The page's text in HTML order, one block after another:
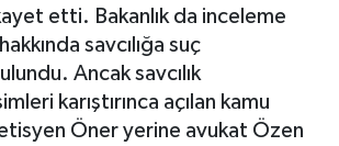
etti. Bakanlık da inceleme
savcılığa suç
Ancak savcılık
karıştırınca açılan kamu
Öner yerine avukat Özen